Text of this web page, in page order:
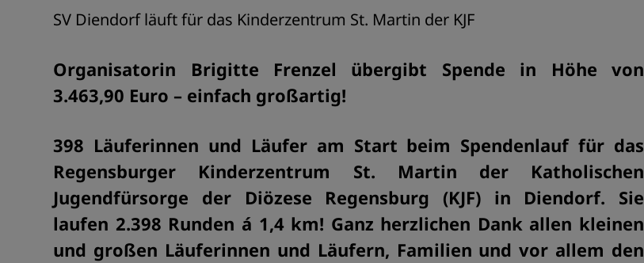
SV Diendorf läuft für das Kinderzentrum St. Martin der KJF
Organisatorin Brigitte Frenzel übergibt Spende in Höhe von
3.463,90 Euro – einfach großartig!
398 Läuferinnen und Läufer am Start beim Spendenlauf für das
Regensburger Kinderzentrum St. Martin der Katholischen
Jugendfürsorge der Diözese Regensburg (KJF) in Diendorf. Sie
laufen 2.398 Runden á 1,4 km! Ganz herzlichen Dank allen kleinen
und großen Läuferinnen und Läufern, Familien und vor allem den